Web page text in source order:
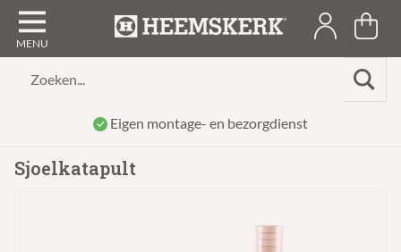
Zoeken...
Eigen montage- en bezorgdienst
Sjoelkatapult